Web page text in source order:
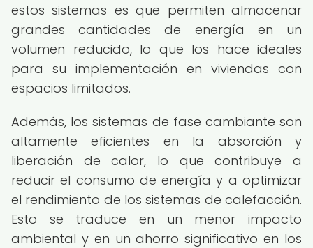
estos sistemas es que permiten almacenar
grandes cantidades de energía en un
volumen reducido, lo que los hace ideales
para su implementación en viviendas con
espacios limitados.
Además, los sistemas de fase cambiante son
altamente eficientes en la absorción y
liberación de calor, lo que contribuye a
reducir el consumo de energía y a optimizar
el rendimiento de los sistemas de calefacción.
Esto se traduce en un menor impacto
ambiental y en un ahorro significativo en los